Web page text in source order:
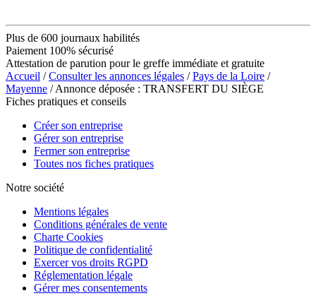
Plus de 600 journaux habilités
Paiement 100% sécurisé
Attestation de parution pour le greffe immédiate et gratuite
Accueil /Consulter les annonces légales /Pays de la Loire /
Mayenne / Annonce déposée : TRANSFERT DU SIÈGE
Fiches pratiques et conseils
Créer son entreprise
Gérer son entreprise
Fermer son entreprise
Toutes nos fiches pratiques
Notre société
Mentions légales
Conditions générales de vente
Charte Cookies
Politique de confidentialité
Exercer vos droits RGPD
Réglementation légale
Gérer mes consentements